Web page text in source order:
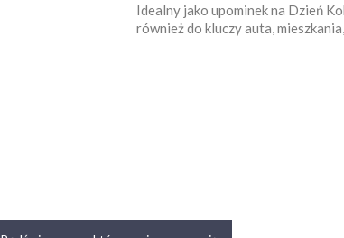
Idealny jako upominek na Dzień
również do kluczy auta,